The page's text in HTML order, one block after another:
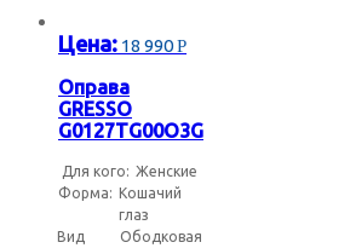
подраздел
подраздел
Цена: 18 990Р
Оправа
GRESSO
G0127TG00O3G
Для кого: Женские
Форма: Кошачий
глаз
Вид
Ободковая